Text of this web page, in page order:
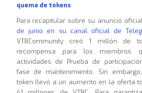
quema de tokens
Para recapitular sobre su anuncio
de junio en su canal oficial de
VTBCommunity creó 1 millón de
recompensa para los miembros
actividades de Prueba de
fase de mantenimiento. Sin
token llevó a un aumento en la oferta